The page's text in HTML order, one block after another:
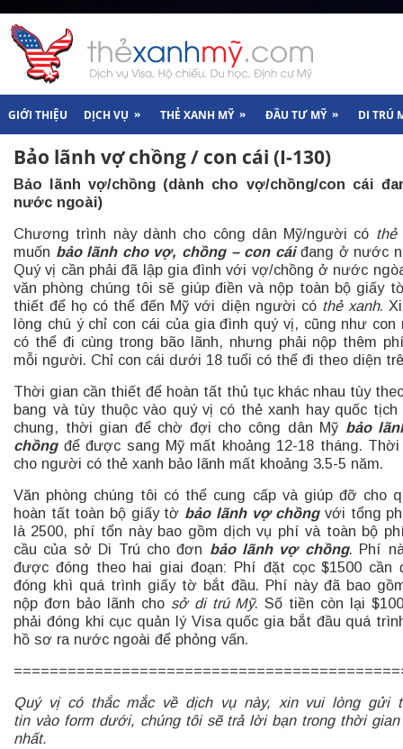
GIỚI THIỆU DỊCH VỤ » THẺ XANH MỸ » ĐẦU TƯ MỸ » DI TRÚ
Bảo lãnh vợ chồng / con cái (I-130)
Bảo lãnh vợ/chồng (dành cho vợ/chồng/con cái
nước ngoài)
Chương trình này dành cho công dân Mỹ/người có thẻ
muốn bảo lãnh cho vợ, chồng – con cáiđang ở nước
Quý vị cần phải đã lập gia đình với vợ/chồng ở nước
văn phòng chúng tôi sẽ giúp điền và nộp toàn bộ giấy
thiết để họ có thể đến Mỹ với diện người có thẻ xanh.
lòng chú ý chỉ con cái của gia đình quý vị, cũng như con
có thể đi cùng trong bão lãnh, nhưng phải nộp thêm
mỗi người. Chỉ con cái dưới 18 tuổi có thể đi theo diện
Thời gian cần thiết để hoàn tất thủ tục khác nhau tùy
bang và tùy thuộc vào quý vị có thẻ xanh hay quốc tịch
chung, thời gian để chờ đợi cho công dân Mỹ bảo
chồngđể được sang Mỹ mất khoảng 12-18 tháng. Thời
cho người có thẻ xanh bảo lãnh mất khoảng 3.5-5 năm.
Văn phòng chúng tôi có thể cung cấp và giúp đỡ cho
hoàn tất toàn bộ giấy tờ bảo lãnh vợ chồngvới tổng
là 2500, phí tổn này bao gồm dịch vụ phí và toàn bộ
cầu của sở Di Trú cho đơn bảo lãnh vợ chồng. Phí
được đóng theo hai giai đoạn: Phí đặt cọc $1500 cần
đóng khì quá trình giấy tờ bắt đầu. Phí này đã bao
nộp đơn bảo lãnh cho sở di trú Mỹ. Số tiền còn lại
phải đóng khi cục quản lý Visa quốc gia bắt đầu quá
hồ sơ ra nước ngoài để phỏng vấn.
Quý vị có thắc mắc về dịch vụ này, xin vui lòng gửi
tin vào form dưới, chúng tôi sẽ trả lời bạn trong thời
nhất.